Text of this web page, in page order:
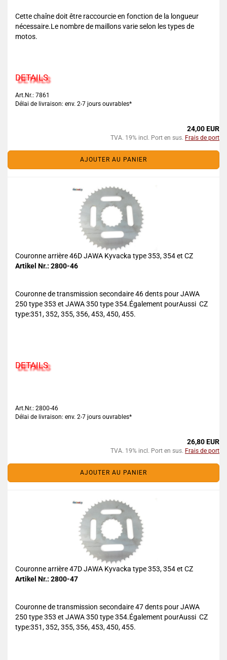
Cette chaîne doit être raccourcie en fonction de la longueur
nécessaire.Le nombre de maillons varie selon les types de
motos.
DETAILS
Art.Nr.: 7861
Délai de livraison: env. 2-7 jours ouvrables*
24,00 EUR
TVA. 19% incl. Port en sus. Frais de port
AJOUTER AU PANIER
Couronne arrière 46D JAWA Kyvacka type 353, 354 et CZ
Artikel Nr.: 2800-46
Couronne de transmission secondaire 46 dents pour JAWA
250 type 353 et JAWA 350 type 354.Également pourAussi CZ
type:351, 352, 355, 356, 453, 450, 455.
DETAILS
Art.Nr.: 2800-46
Délai de livraison: env. 2-7 jours ouvrables*
26,80 EUR
TVA. 19% incl. Port en sus. Frais de port
AJOUTER AU PANIER
Couronne arrière 47D JAWA Kyvacka type 353, 354 et CZ
Artikel Nr.: 2800-47
Couronne de transmission secondaire 47 dents pour JAWA
250 type 353 et JAWA 350 type 354.Également pourAussi CZ
type:351, 352, 355, 356, 453, 450, 455.